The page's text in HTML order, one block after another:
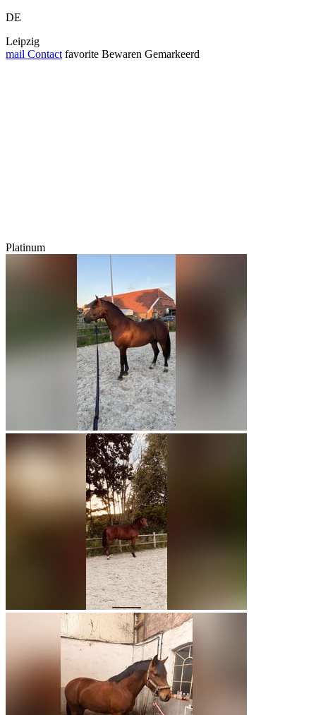
DE
Leipzig
mail Contact favorite Bewaren Gemarkeerd
Platinum